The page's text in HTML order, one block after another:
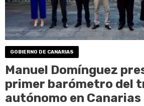
GOBIERNO DE CANARIAS
Manuel Domínguez
primer barómetro del
autónomo en Canarias